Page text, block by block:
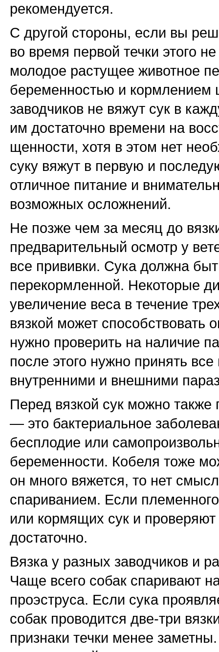
рекомендуется.
С другой стороны, если вы
во время первой течки этого
молодое растущее животное
беременностью и кормлением
заводчиков не вяжут сук в
им достаточно времени на
щенности, хотя в этом нет
суку вяжут в первую и
отличное питание и
возможных осложнений.
Не позже чем за месяц до
предварительный осмотр у
все прививки. Сука должна
перекормленной. Некоторые
увеличение веса в течение
вязкой может способствовать
нужно проверить на наличие
после этого нужно принять
внутренними и внешними
Перед вязкой сук можно
— это бактериальное
бесплодие или
беременности. Кобеля тоже
он много вяжется, то нет
спариванием. Если
или кормящих сук и проверяют
достаточно.
Вязка у разных заводчиков и
Чаще всего собак спаривают
проэструса. Если сука
собак проводится две-три
признаки течки менее